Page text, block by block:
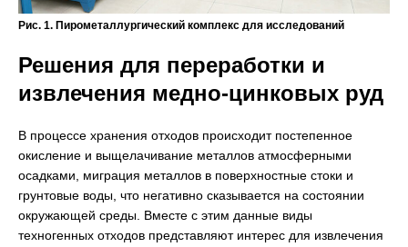
Рис. 1. Пирометаллургический комплекс для исследований
Решения для переработки и
извлечения медно-цинковых руд
В процессе хранения отходов происходит постепенное
окисление и выщелачивание металлов атмосферными
осадками, миграция металлов в поверхностные стоки и
грунтовые воды, что негативно сказывается на состоянии
окружающей среды. Вместе с этим данные виды
техногенных отходов представляют интерес для извлечения